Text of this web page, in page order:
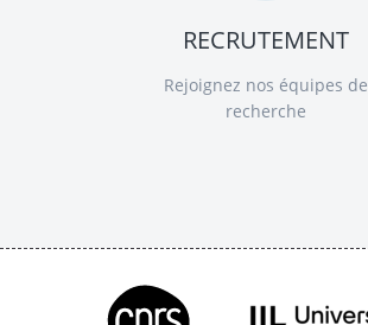
RECRUTEMENT
Rejoignez nos équipes de
recherche